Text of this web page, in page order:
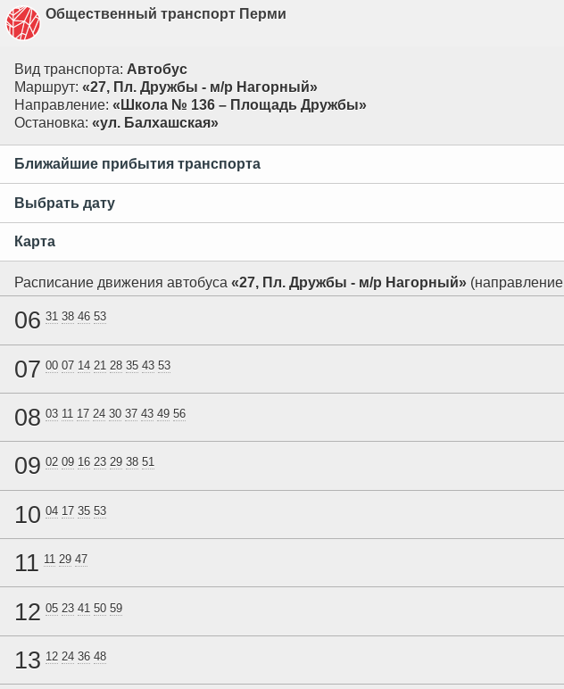
Общественный транспорт Перми
Вид транспорта: Автобус
Маршрут: «27, Пл. Дружбы - м/р Нагорный»
Направление: «Школа № 136 – Площадь Дружбы»
Остановка: «ул. Балхашская»
Ближайшие прибытия транспорта
Выбрать дату
Карта
Расписание движения автобуса «27, Пл. Дружбы - м/р Нагорный» (направление
06 31 38 46 53
07 00 07 14 21 28 35 43 53
08 03 11 17 24 30 37 43 49 56
09 02 09 16 23 29 38 51
10 04 17 35 53
11 11 29 47
12 05 23 41 50 59
13 12 24 36 48